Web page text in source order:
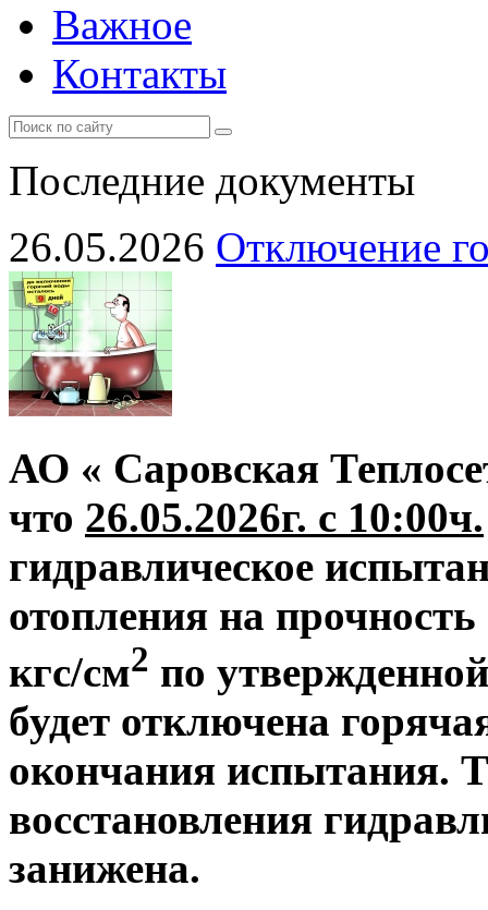
Важное
Контакты
Последние документы
26.05.2026 Отключение
АО « Саровская
что 26.05.2026г. с 10:00ч.
гидравлическое
отопления на
кгс/см2 по
будет отключена
окончания испытания.
восстановления
занижена.